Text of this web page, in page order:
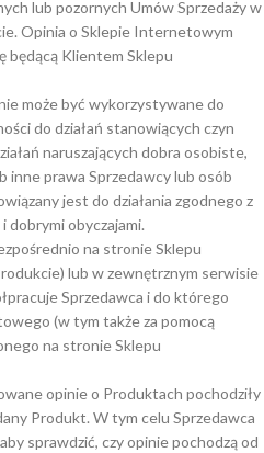
lub pozornych Umów Sprzedaży w
Opinia o Sklepie Internetowym
będącą Klientem Sklepu
może być wykorzystywane do
do działań stanowiących czyn
naruszających dobra osobiste,
inne prawa Sprzedawcy lub osób
jest do działania zgodnego z
dobrymi obyczajami.
na stronie Sklepu
lub w zewnętrznym serwisie
Sprzedawca i do którego
(w tym także za pomocą
na stronie Sklepu
opinie o Produktach pochodziły
Produkt. W tym celu Sprzedawca
sprawdzić, czy opinie pochodzą od